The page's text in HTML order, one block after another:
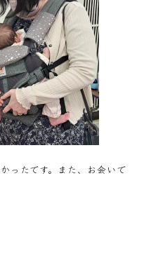
ったです。また、お会いで